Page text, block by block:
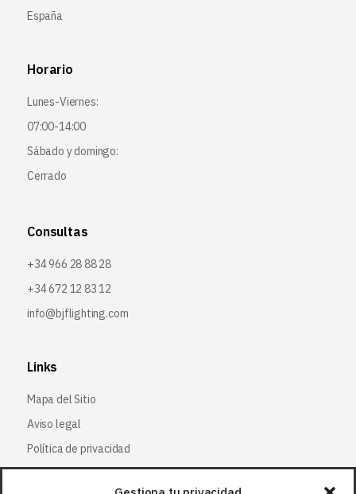
España
Horario
Lunes-Viernes:
07:00-14:00
Sábado y domingo:
Cerrado
Consultas
+34 966 28 88 28
+34 672 12 83 12
info@bjflighting.com
Links
Mapa del Sitio
Aviso legal
Política de privacidad
Política de cookies